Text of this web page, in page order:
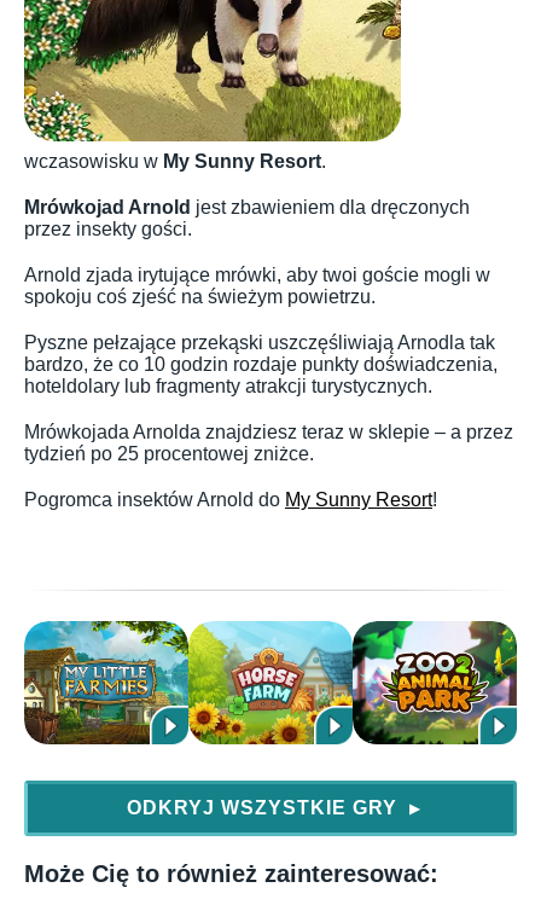
wczasowisku w My Sunny Resort.
Mrówkojad Arnold jest zbawieniem dla dręczonych
przez insekty gości.
Arnold zjada irytujące mrówki, aby twoi goście mogli w
spokoju coś zjeść na świeżym powietrzu.
Pyszne pełzające przekąski uszczęśliwiają Arnodla tak
bardzo, że co 10 godzin rozdaje punkty doświadczenia,
hoteldolary lub fragmenty atrakcji turystycznych.
Mrówkojada Arnolda znajdziesz teraz w sklepie – a przez
tydzień po 25 procentowej zniżce.
Pogromca insektów Arnold do My Sunny Resort!
ODKRYJ WSZYSTKIE GRY ▶
Może Cię to również zainteresować: